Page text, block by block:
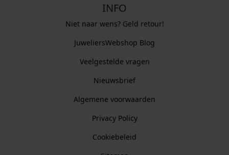
INFO
Niet naar wens? Geld retour!
JuweliersWebshop Blog
Veelgestelde vragen
Nieuwsbrief
Algemene voorwaarden
Privacy Policy
Cookiebeleid